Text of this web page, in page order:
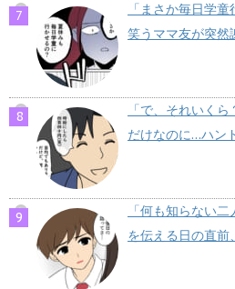
「まさか毎日学
笑うママ友が突然
「で、それいく
だけなのに…ハン
「何も知らない
を伝える日の直前